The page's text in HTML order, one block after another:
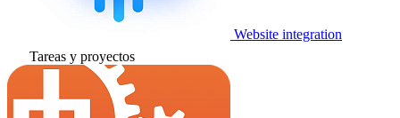
Website integration
Tareas y proyectos